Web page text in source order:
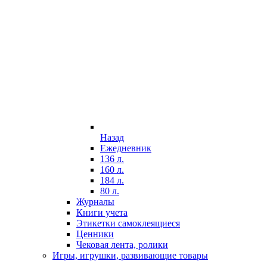
Назад
Ежедневник
136 л.
160 л.
184 л.
80 л.
Журналы
Книги учета
Этикетки самоклеящиеся
Ценники
Чековая лента, ролики
Игры, игрушки, развивающие товары